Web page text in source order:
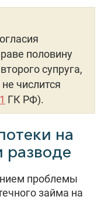
половину
супруга,
числится
ГК РФ).
на
разводе
проблемы
займа на